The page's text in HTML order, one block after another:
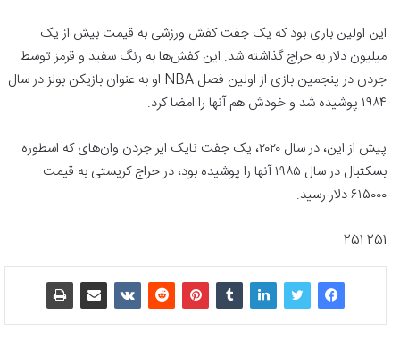
این اولین باری بود که یک جفت کفش ورزشی به قیمت بیش از یک
میلیون دلار به حراج گذاشته شد. این کفش‌ها به رنگ سفید و قرمز توسط
جردن در پنجمین بازی از اولین فصل NBA او به عنوان بازیکن بولز در سال
۱۹۸۴ پوشیده شد و خودش هم آنها را امضا کرد.
پیش از این، در سال ۲۰۲۰، یک جفت نایک ایر جردن وان‌های که اسطوره
بسکتبال در سال ۱۹۸۵ آنها را پوشیده بود، در حراج کریستی به قیمت
۶۱۵۰۰۰ دلار رسید.
251 251